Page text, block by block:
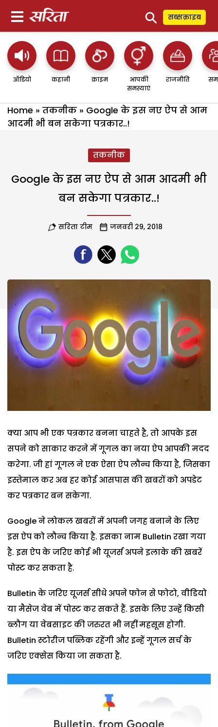
⚲ सब्सक्राइब
ऑडियो कहानी क्राइम
आपकी
समस्याएं
राजनीति
Home » तकनीक » Google के इस नए ऐप से आम
आदमी भी बन सकेगा पत्रकार..!
तकनीक
Google के इस नए ऐप से आम आदमी भी
बन सकेगा पत्रकार..!
सरिता टीम जनवरी 29, 2018
क्या आप भी एक पत्रकार बनना चाहते है, तो आपके इस
सपने को साकार करने में गूगल का नया ऐप आपकी मदद
करेगा. जी हां गूगल ने एक ऐसा ऐप लौन्च किया है, जिसका
इस्तेमाल कर अब हर कोई आसपास की खबरों को अपडेट
कर पत्रकार बन सकेगा.
Google ने लोकल खबरों में अपनी जगह बनाने के लिए
इस ऐप को लौन्च किया है. इसका नाम Bulletin रखा गया
है. इस ऐप के जरिए कोई भी यूजर्स अपने इलाके की खबरें
पोस्ट कर सकता है.
Bulletin के जरिए यूजर्स सीधे अपने फोन से फोटो, वीडियो
या मैसेज वेब में पोस्ट कर सकते हैं. इसके लिए उन्हें किसी
ब्लौग या वेबसाइट की जरुरत भी नहीं महसूस होगी.
Bulletin स्टोरीज पब्लिक रहेंगी और इन्हें गूगल सर्च के
जरिए एक्सेस किया जा सकता है.